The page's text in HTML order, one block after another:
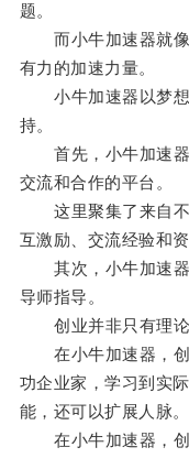
题。
而小牛加速器就像
有力的加速力量。
小牛加速器以梦想
持。
首先，小牛加速器
交流和合作的平台。
这里聚集了来自不
互激励、交流经验和资
其次，小牛加速器
导师指导。
创业并非只有理论
在小牛加速器，创
功企业家，学习到实
能，还可以扩展人脉。
在小牛加速器，创